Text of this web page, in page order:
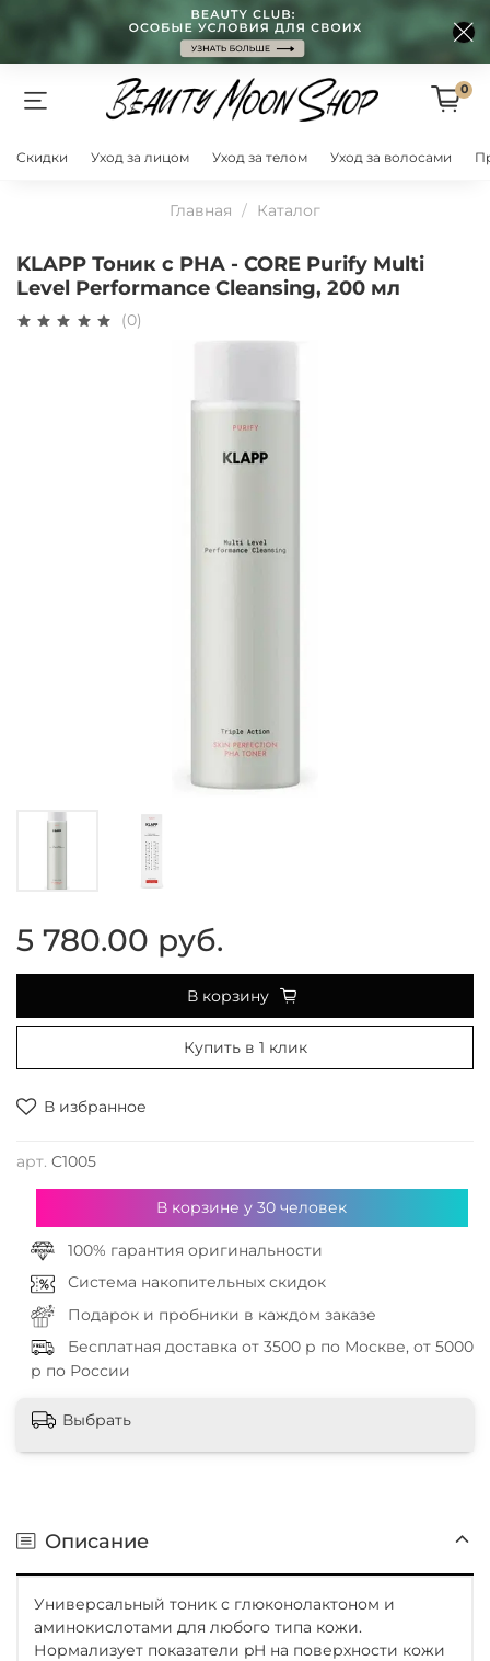
0
Скидки Уход за лицом Уход за телом Уход за волосами
Главная Каталог
KLAPP Тоник с PHA - CORE Purify Multi
Level Performance Cleansing, 200 мл
(0)
В избранное
арт. C1005
5 780.00 руб.
В корзину
Купить в 1 клик
В корзине у30 человек
100% гарантия оригинальности
Система накопительных скидок
Подарок и пробники в каждом заказе
Бесплатная доставка от 3500 р по Москве, от 5000
р по России
Выбрать
Описание
Универсальный тоник с глюконолактоном и
аминокислотами для любого типа кожи.
Нормализует показатели pH на поверхности кожи